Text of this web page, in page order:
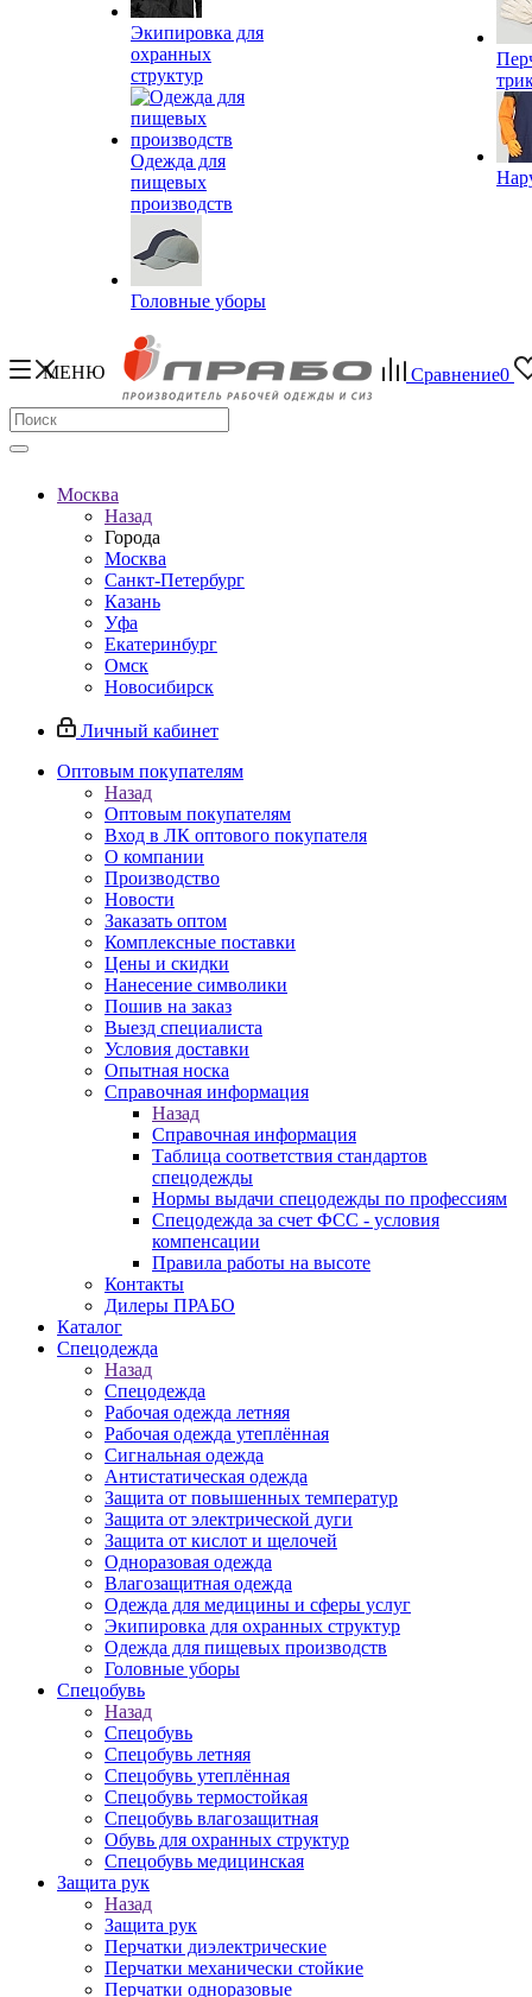
Экипировка для
охранных
структур
Одежда для
пищевых
производств
Головные уборы
МЕНЮ Сравнение0
Москва
Назад
Города
Москва
Санкт-Петербург
Казань
Уфа
Екатеринбург
Омск
Новосибирск
Личный кабинет
Оптовым покупателям
Назад
Оптовым покупателям
Вход в ЛК оптового покупателя
О компании
Производство
Новости
Заказать оптом
Комплексные поставки
Цены и скидки
Нанесение символики
Пошив на заказ
Выезд специалиста
Условия доставки
Опытная носка
Справочная информация
Назад
Справочная информация
Таблица соответствия стандартов
спецодежды
Нормы выдачи спецодежды по профессиям
Спецодежда за счет ФСС - условия
компенсации
Правила работы на высоте
Контакты
Дилеры ПРАБО
Каталог
Спецодежда
Назад
Спецодежда
Рабочая одежда летняя
Рабочая одежда утеплённая
Сигнальная одежда
Антистатическая одежда
Защита от повышенных температур
Защита от электрической дуги
Защита от кислот и щелочей
Одноразовая одежда
Влагозащитная одежда
Одежда для медицины и сферы услуг
Экипировка для охранных структур
Одежда для пищевых производств
Головные уборы
Спецобувь
Назад
Спецобувь
Спецобувь летняя
Спецобувь утеплённая
Спецобувь термостойкая
Спецобувь влагозащитная
Обувь для охранных структур
Спецобувь медицинская
Защита рук
Назад
Защита рук
Перчатки диэлектрические
Перчатки механически стойкие
Перчатки одноразовые